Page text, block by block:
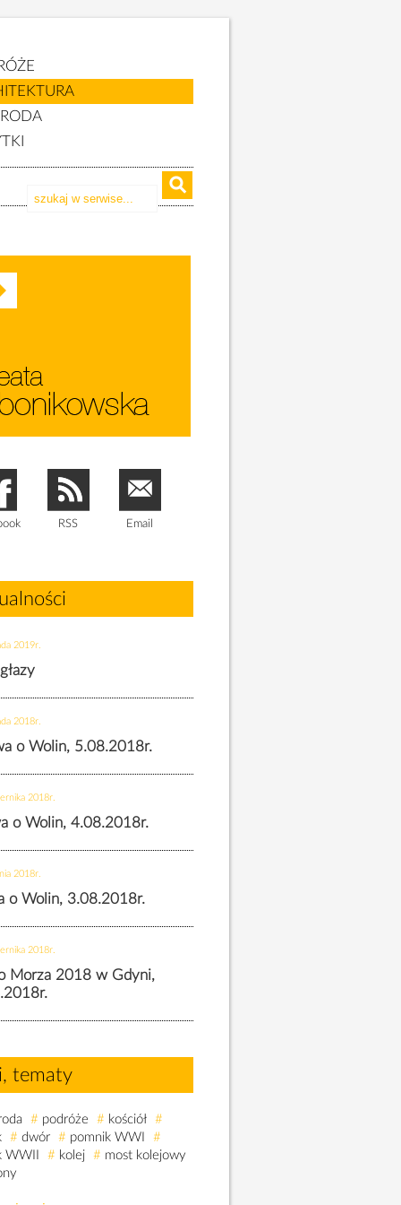
RSS Email
2019r.
2018r.
o Wolin, 5.08.2018r.
2018r.
o Wolin, 4.08.2018r.
2018r.
o Wolin, 3.08.2018r.
2018r.
Morza 2018 w Gdyni,
tematy
# podróże # kościół #
# dwór # pomnik WWI
#
WWII
# kolej # most kolejowy